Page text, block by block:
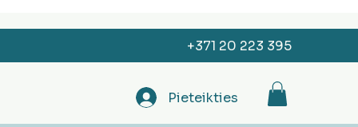
+371 20 223 395
Pieteikties